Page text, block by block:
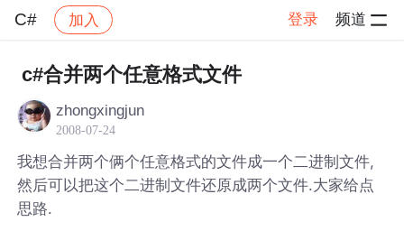
C# 加入 登录 频道
社区 C# 帖子详情
c#合并两个任意格式文件
zhongxingjun
2008-07-24
我想合并两个俩个任意格式的文件成一个二进制文件,
然后可以把这个二进制文件还原成两个文件.大家给点
思路.